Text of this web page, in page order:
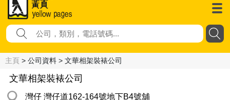
主頁 > 公司資料 > 文華相架裝裱公司
文華相架裝裱公司
灣仔 灣仔道162-164號地下B4號舖